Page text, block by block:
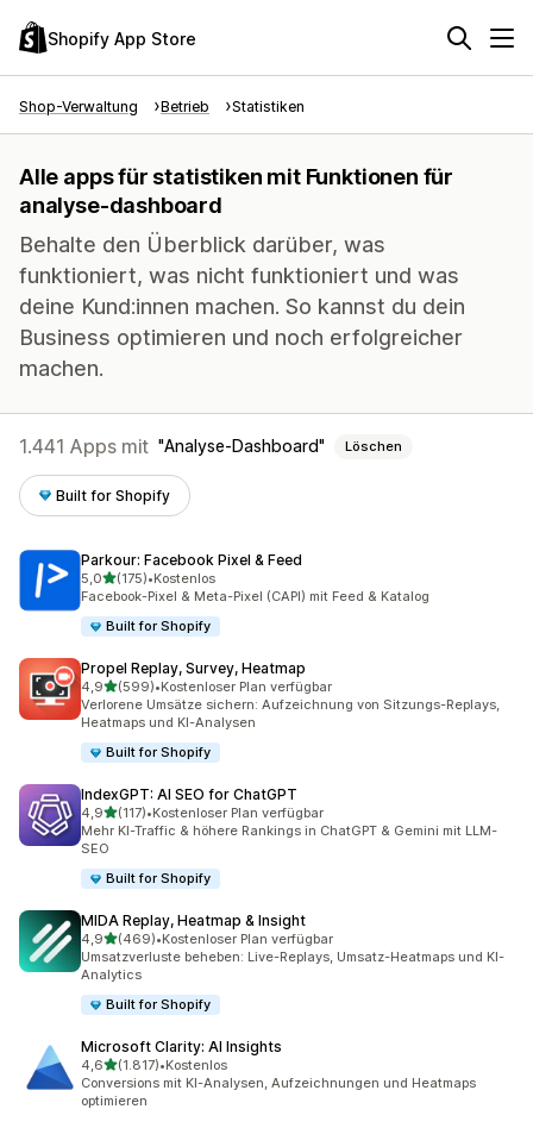
Shopify App Store
Shop-Verwaltung Betrieb Statistiken
Alle apps für statistiken mit Funktionen für
analyse-dashboard
Behalte den Überblick darüber, was
funktioniert, was nicht funktioniert und was
deine Kund:innen machen. So kannst du dein
Business optimieren und noch erfolgreicher
machen.
1.441 Apps mit Analyse-Dashboard Löschen
Built for Shopify
Parkour: Facebook Pixel & Feed
5,0von 5 Sternen
(175)
175 Rezensionen insgesamt
•Kostenlos
Facebook-Pixel & Meta-Pixel (CAPI) mit Feed & Katalog
Built for Shopify
Propel Replay, Survey, Heatmap
4,9von 5 Sternen
(599)
599 Rezensionen insgesamt
•Kostenloser Plan verfügbar
Verlorene Umsätze sichern: Aufzeichnung von Sitzungs-Replays,
Heatmaps und KI-Analysen
Built for Shopify
IndexGPT: AI SEO for ChatGPT
4,9von 5 Sternen
(117)
117 Rezensionen insgesamt
•Kostenloser Plan verfügbar
Mehr KI-Traffic & höhere Rankings in ChatGPT & Gemini mit LLM-
SEO
Built for Shopify
MIDA Replay, Heatmap & Insight
4,9von 5 Sternen
(469)
469 Rezensionen insgesamt
•Kostenloser Plan verfügbar
Umsatzverluste beheben: Live-Replays, Umsatz-Heatmaps und KI-
Analytics
Built for Shopify
Microsoft Clarity: AI Insights
4,6von 5 Sternen
(1.817)
1817 Rezensionen insgesamt
•Kostenlos
Conversions mit KI-Analysen, Aufzeichnungen und Heatmaps
optimieren